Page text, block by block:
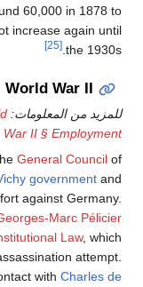
60,000 in 1878 to
increase again until
the 1930s.
[25]
World War II
للمزيد من المعلومات:
War II § Employment
theGeneral Councilof
Vichy governmentand
against Germany.
Georges-Marc Pélicier
Law , which
attempt.
withCharles de